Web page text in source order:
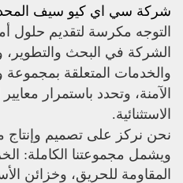
شركة سي اي كيو سيف
التوجه مكرسة لتقديم حلول
الشركة في البحث والتطوير،
والخدمات المتعلقة
الآمنة، وتحدد باستمرار
الاستثنائية.
نحن نركز على تصميم وإنتاج
ويشمل مجموعتنا الكاملة:
المقاومة للحريق، وخزائن